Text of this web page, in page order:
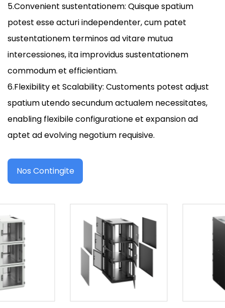
5.Convenient sustentationem: Quisque spatium
potest esse acturi independenter, cum patet
sustentationem terminos ad vitare mutua
intercessiones, ita improvidus sustentationem
commodum et efficientiam.
6.Flexibility et Scalability: Customents potest adjust
spatium utendo secundum actualem necessitates,
enabling flexibile configuratione et expansion ad
aptet ad evolving negotium requisive.
Nos Contingite